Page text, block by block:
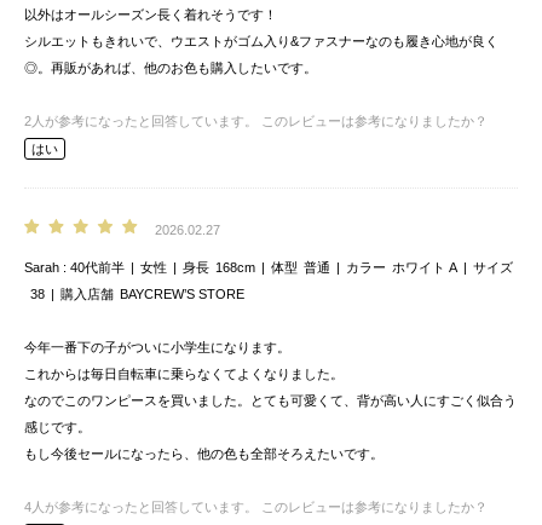
以外はオールシーズン長く着れそうです！
シルエットもきれいで、ウエストがゴム入り&ファスナーなのも履き心地が良く
◎。再販があれば、他のお色も購入したいです。
2 人が参考になったと回答しています。
このレビューは参考になりましたか？
はい
2026.02.27
Sarah 40代前半 女性 身長 168cm 体型 普通 カラー ホワイト A
サイズ
38
購入店舗 BAYCREW’S STORE
今年一番下の子がついに小学生になります。
これからは毎日自転車に乗らなくてよくなりました。
なのでこのワンピースを買いました。とても可愛くて、背が高い人にすごく似合う
感じです。
もし今後セールになったら、他の色も全部そろえたいです。
4 人が参考になったと回答しています。
このレビューは参考になりましたか？